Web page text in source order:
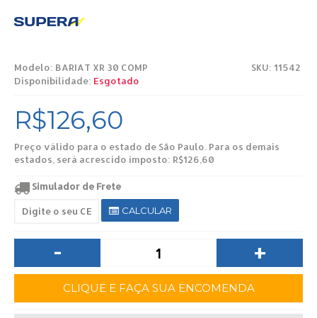
Modelo: BARIAT XR 30 COMP
SKU: 11542
Disponibilidade: Esgotado
R$126,60
Preço válido para o estado de São Paulo. Para os demais
estados, será acrescido imposto: R$126,60
Simulador de Frete
CALCULAR
- +
CLIQUE E FAÇA SUA ENCOMENDA